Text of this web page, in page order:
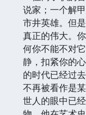
说家；一个解
市井英雄。但
真正的伟大。
何你不能不对
静，扣紧你的
的时代已经过
不再被看作是
世人的眼中已